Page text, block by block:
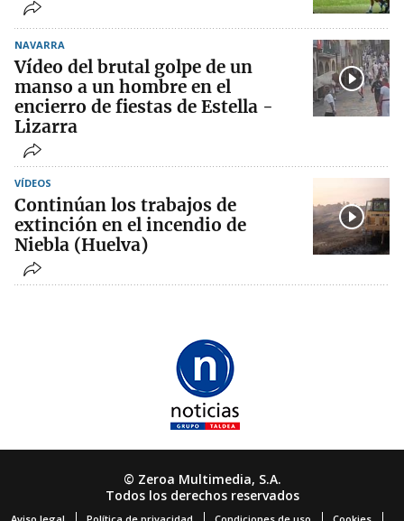
NAVARRA
Vídeo del brutal golpe de un
manso a un hombre en el
encierro de fiestas de Estella -
Lizarra
VÍDEOS
Continúan los trabajos de
extinción en el incendio de
Niebla (Huelva)
© Zeroa Multimedia, S.A.
Todos los derechos reservados